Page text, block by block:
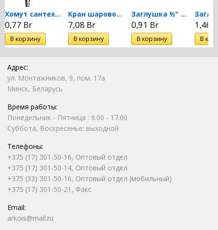
Хомут сантехнический для...
0,77 Br
Кран шаровой латунный...
7,08 Br
Заглушка ½" НР...
0,91 Br 1,46
Адрес:
ул. Монтажников, 9, пом. 17а
Минск, Беларусь
Время работы:
Понедельник - Пятница : 9.00 - 17.00
Суббота, Воскресенье: выходной
Телефоны:
+375 (17) 301-50-16, Оптовый отдел
+375 (17) 301-50-14, Оптовый отдел
+375 (33) 301-50-16, Оптовый отдел (мобильный)
+375 (17) 301-50-21, Факс
Email:
arkois@mail.ru